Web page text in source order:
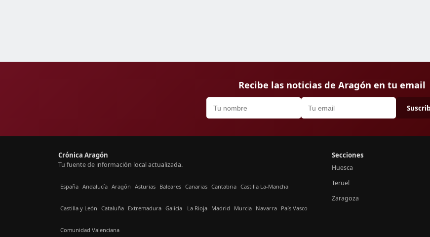
Recibe las noticias de Aragón en tu email
Crónica Aragón
Tu fuente de información local actualizada.
España Andalucía Aragón Asturias Baleares Canarias Cantabria Castilla La-Mancha
Castilla y León Cataluña Extremadura Galicia La Rioja Madrid Murcia Navarra País Vasco
Comunidad Valenciana
Secciones
Huesca
Teruel
Zaragoza